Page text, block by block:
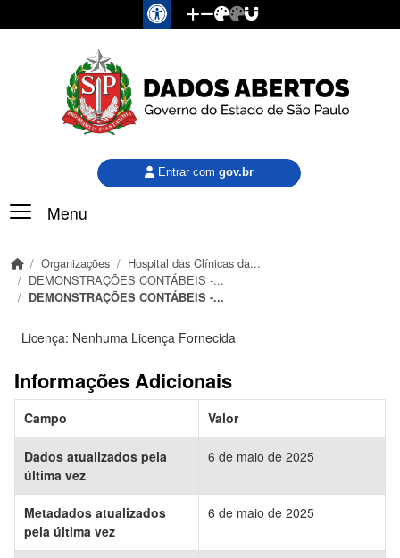
Pular para o conteúdo principal
Menu
Entrar com gov.br
Organizações
Hospital das Clínicas da...
DEMONSTRAÇÕES CONTÁBEIS -...
DEMONSTRAÇÕES CONTÁBEIS -...
Licença: Nenhuma Licença Fornecida
Informações Adicionais
Campo Valor
Dados atualizados pela
última vez
6 de maio de 2025
Metadados atualizados
pela última vez
6 de maio de 2025